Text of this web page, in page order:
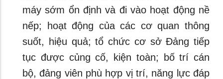
máy sớm ổn định và đi vào hoạt động nề
nếp; hoạt động của các cơ quan thông
suốt, hiệu quả; tổ chức cơ sở Đảng tiếp
tục được củng cố, kiện toàn; bố trí cán
bộ, đảng viên phù hợp vị trí, năng lực đáp